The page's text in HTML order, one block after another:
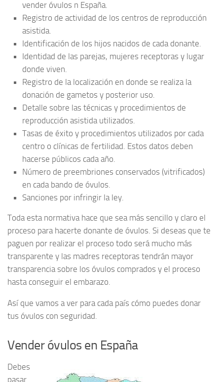
vender óvulos n España.
Registro de actividad de los centros de reproducción
asistida.
Identificación de los hijos nacidos de cada donante.
Identidad de las parejas, mujeres receptoras y lugar
donde viven.
Registro de la localización en donde se realiza la
donación de gametos y posterior uso.
Detalle sobre las técnicas y procedimientos de
reproducción asistida utilizados.
Tasas de éxito y procedimientos utilizados por cada
centro o clínicas de fertilidad. Estos datos deben
hacerse públicos cada año.
Número de preembriones conservados (vitrificados)
en cada bando de óvulos.
Sanciones por infringir la ley.
Toda esta normativa hace que sea más sencillo y claro el
proceso para hacerte donante de óvulos. Si deseas que te
paguen por realizar el proceso todo será mucho más
transparente y las madres receptoras tendrán mayor
transparencia sobre los óvulos comprados y el proceso
hasta conseguir el embarazo.
Así que vamos a ver para cada país cómo puedes donar
tus óvulos con seguridad.
Vender óvulos en España
Debes
pasar